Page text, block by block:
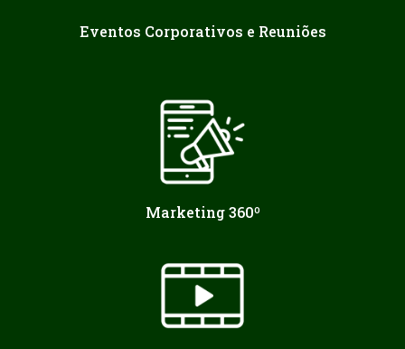
Eventos Corporativos e Reuniões
Marketing 360º